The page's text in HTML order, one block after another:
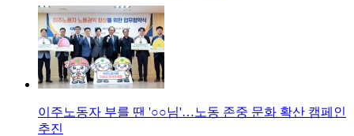
이주노동자 부를 땐 '○○님'…노동 존중 문화 확산 캠페인
추진